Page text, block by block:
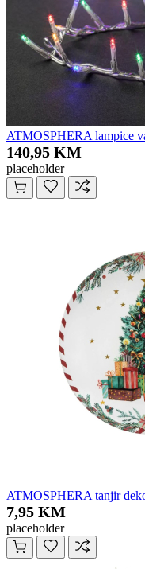
ATMOSPHERA lampice
140,95 KM
placeholder
ATMOSPHERA tanjir
7,95 KM
placeholder